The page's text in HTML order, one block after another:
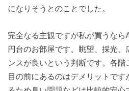
になりそうとのことでした。
完全なる主観ですが私が買うな
円台のお部屋です。眺望、採光、
ンスが良いという判断です。各
目の前にあるのはデメリットです